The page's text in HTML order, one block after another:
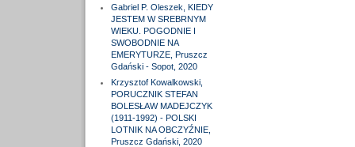
Gabriel P. Oleszek, KIEDY
JESTEM W SREBRNYM
WIEKU. POGODNIE I
SWOBODNIE NA
EMERYTURZE, Pruszcz
Gdański - Sopot, 2020
Krzysztof Kowalkowski,
PORUCZNIK STEFAN
BOLESŁAW MADEJCZYK
(1911-1992) - POLSKI
LOTNIK NA OBCZYŹNIE,
Pruszcz Gdański, 2020